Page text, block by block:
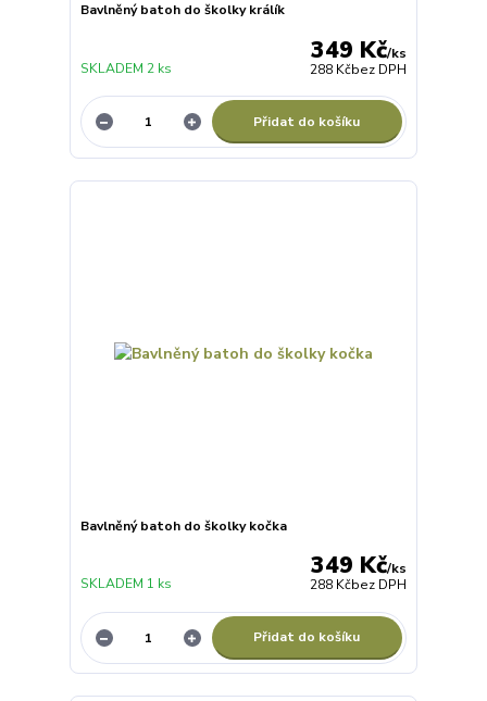
Bavlněný batoh do školky králík
349 Kč/ks
288 Kčbez DPH
SKLADEM 2 ks
Přidat do košíku
Bavlněný batoh do školky kočka
349 Kč/ks
288 Kčbez DPH
SKLADEM 1 ks
Přidat do košíku